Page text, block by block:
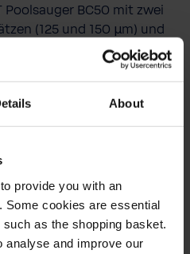
About
provide you with an
Some cookies are essential
as the shopping basket.
analyse and improve our
Poolsauger BC50 mit zwei
(125 und 150 µm) und
geliefert. Zusätzlich
einer Poolteleskopstange